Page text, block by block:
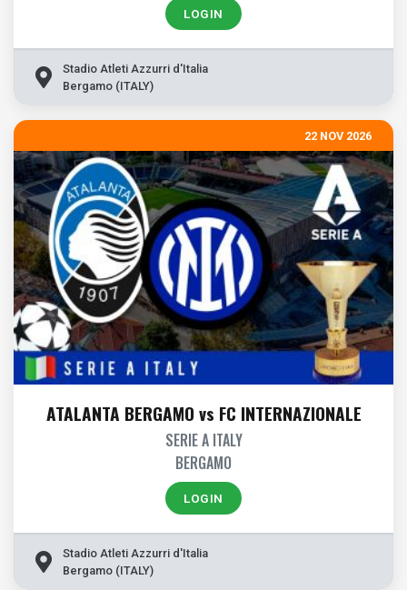
LOGIN
Stadio Atleti Azzurri d'Italia
Bergamo (ITALY)
22 NOV 2026
ATALANTA BERGAMO vs FC INTERNAZIONALE
SERIE A ITALY
BERGAMO
LOGIN
Stadio Atleti Azzurri d'Italia
Bergamo (ITALY)